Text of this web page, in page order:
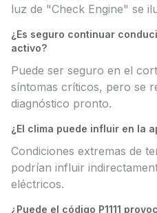
luz de "Check Engine" se
¿Es seguro continuar
activo?
Puede ser seguro en el
síntomas críticos, pero se
diagnóstico pronto.
¿El clima puede influir en la
Condiciones extremas de
podrían influir
eléctricos.
¿Puede el código P1111